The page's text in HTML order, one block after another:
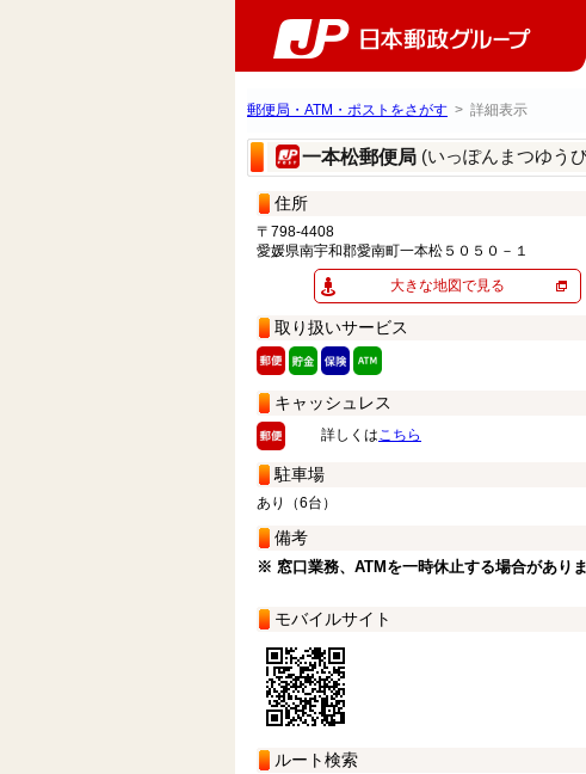
郵便局・ATM・ポストをさがす > 詳細表示
一本松郵便局 (いっぽんまつゆう
住所
〒798-4408
愛媛県南宇和郡愛南町一本松５０５０－１
大きな地図で見る
取り扱いサービス
キャッシュレス
詳しくはこちら
駐車場
あり（6台）
備考
※ 窓口業務、ATMを一時休止する場合がありま
モバイルサイト
ルート検索